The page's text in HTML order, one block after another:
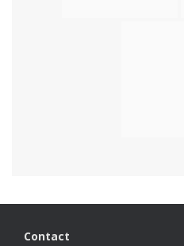
Contact